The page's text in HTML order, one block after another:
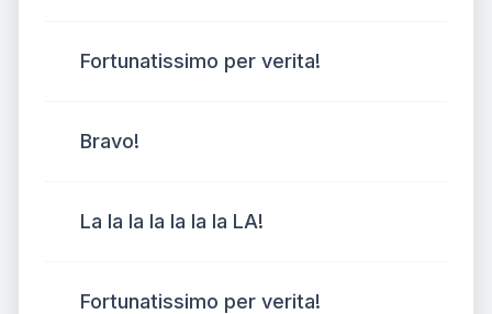
Fortunatissimo per verita!
Bravo!
La la la la la la la LA!
Fortunatissimo per verita!